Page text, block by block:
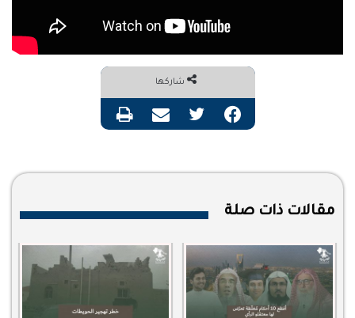
شاركها
فيسبوك تويتر مشاركة عبر البريد طباعة
مقالات ذات صلة